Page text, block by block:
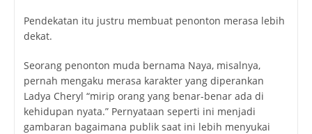
Pendekatan itu justru membuat penonton merasa lebih
dekat.
Seorang penonton muda bernama Naya, misalnya,
pernah mengaku merasa karakter yang diperankan
Ladya Cheryl “mirip orang yang benar-benar ada di
kehidupan nyata.” Pernyataan seperti ini menjadi
gambaran bagaimana publik saat ini lebih menyukai